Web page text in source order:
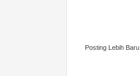
Posting Lebih Baru